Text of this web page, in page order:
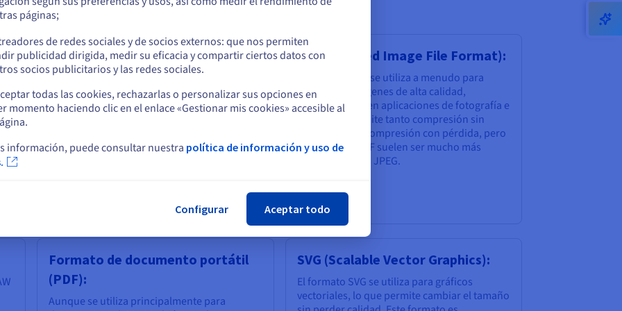
cada uno con sus propias características y usos.
Formato de intercambio de
gráficos (GIF):
El GIF es otro formato comúnmente utilizado,
principalmente para imágenes animadas.
colores, lo que lo hace menos adecuado para
las fotos, pero ideal para gráficos simples con
Formato de documento portátil
(PDF):
Aunque se utiliza principalmente para
TIFF (Tagged Image File Format):
El formato TIFF se utiliza a menudo para
almacenar imágenes de alta calidad,
especialmente en aplicaciones de fotografía e
impresión. Admite tanto compresión sin
pérdida como compresión con pérdida, pero
los archivos TIFF suelen ser mucho más
grandes que los JPEG.
SVG (Scalable Vector Graphics):
El formato SVG se utiliza para gráficos
vectoriales, lo que permite cambiar el tamaño
Permanezca en el sitio web actual
otro sitio web
páginas;
de redes sociales y de socios externos: que nos permiten
publicidad dirigida, medir su eficacia y compartir ciertos datos con
socios publicitarios y las redes sociales.
todas las cookies, rechazarlas o personalizar sus opciones en
momento haciendo clic en el enlace «Gestionar mis cookies» accesible al
información, puede consultar nuestra política de información y uso de
Configurar Aceptar todo